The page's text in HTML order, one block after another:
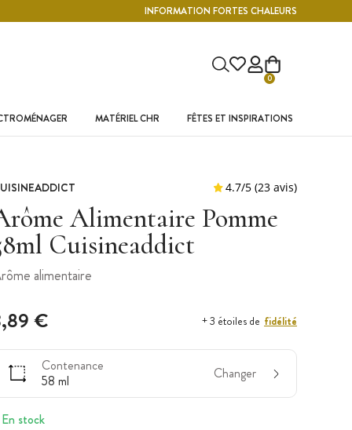
INFORMATION FORTES CHALEURS
0
MATÉRIEL CHR FÊTES ET INSPIRATIONS
Alimentaire Pomme
Cuisineaddict
alimentaire
€ + 3 étoiles de fidélité
Contenance
58 ml
Changer
En stock